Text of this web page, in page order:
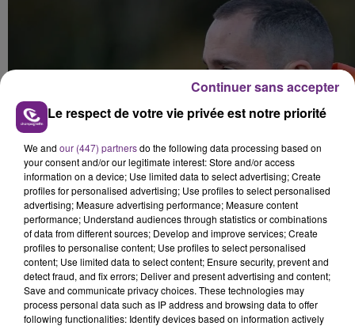
Le respect de votre vie privée est notre priorité
We and our (447) partnersdo the following data processing based on
your consent and/or our legitimate interest: Store and/or access
information on a device; Use limited data to select advertising; Create
profiles for personalised advertising; Use profiles to select personalised
advertising; Measure advertising performance; Measure content
performance; Understand audiences through statistics or combinations
of data from different sources; Develop and improve services; Create
profiles to personalise content; Use profiles to select personalised
content; Use limited data to select content; Ensure security, prevent and
detect fraud, and fix errors; Deliver and present advertising and content;
Save and communicate privacy choices. These technologies may
process personal data such as IP address and browsing data to offer
following functionalities: Identify devices based on information actively
Continuer sans accepter